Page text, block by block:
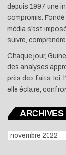
depuis 1997 une
compromis.
média s’est
suivre,
Chaque jour,
des analyses
près des faits. Ici,
elle éclaire,
ARCHIVES
ARCHIVES